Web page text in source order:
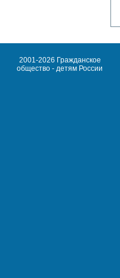
2001-2026 Гражданское
общество - детям России